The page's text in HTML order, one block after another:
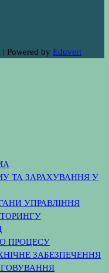
| Powered by Eduvert
ТА ЗАРАХУВАННЯ У
УПРАВЛІННЯ
ПРОЦЕСУ
ЗАБЕЗПЕЧЕННЯ